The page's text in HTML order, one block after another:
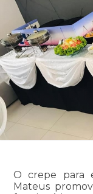
O crepe para
Mateus